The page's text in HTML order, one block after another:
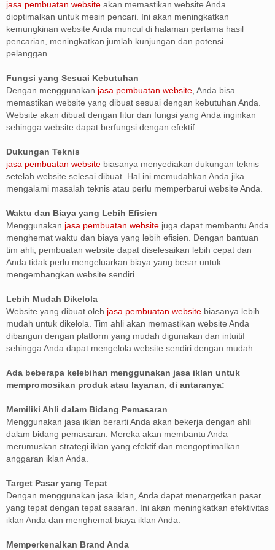
jasa pembuatan website akan memastikan website Anda
dioptimalkan untuk mesin pencari. Ini akan meningkatkan
kemungkinan website Anda muncul di halaman pertama hasil
pencarian, meningkatkan jumlah kunjungan dan potensi
pelanggan.
Fungsi yang Sesuai Kebutuhan
Dengan menggunakan jasa pembuatan website , Anda bisa
memastikan website yang dibuat sesuai dengan kebutuhan Anda.
Website akan dibuat dengan fitur dan fungsi yang Anda inginkan
sehingga website dapat berfungsi dengan efektif.
Dukungan Teknis
jasa pembuatan website biasanya menyediakan dukungan teknis
setelah website selesai dibuat. Hal ini memudahkan Anda jika
mengalami masalah teknis atau perlu memperbarui website Anda.
Waktu dan Biaya yang Lebih Efisien
Menggunakan jasa pembuatan website juga dapat membantu Anda
menghemat waktu dan biaya yang lebih efisien. Dengan bantuan
tim ahli, pembuatan website dapat diselesaikan lebih cepat dan
Anda tidak perlu mengeluarkan biaya yang besar untuk
mengembangkan website sendiri.
Lebih Mudah Dikelola
Website yang dibuat oleh jasa pembuatan website biasanya lebih
mudah untuk dikelola. Tim ahli akan memastikan website Anda
dibangun dengan platform yang mudah digunakan dan intuitif
sehingga Anda dapat mengelola website sendiri dengan mudah.
Ada beberapa kelebihan menggunakan jasa iklan untuk
mempromosikan produk atau layanan, di antaranya:
Memiliki Ahli dalam Bidang Pemasaran
Menggunakan jasa iklan berarti Anda akan bekerja dengan ahli
dalam bidang pemasaran. Mereka akan membantu Anda
merumuskan strategi iklan yang efektif dan mengoptimalkan
anggaran iklan Anda.
Target Pasar yang Tepat
Dengan menggunakan jasa iklan, Anda dapat menargetkan pasar
yang tepat dengan tepat sasaran. Ini akan meningkatkan efektivitas
iklan Anda dan menghemat biaya iklan Anda.
Memperkenalkan Brand Anda